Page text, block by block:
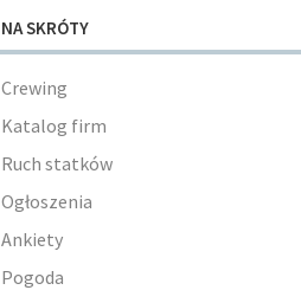
NA SKRÓTY
Crewing
Katalog firm
Ruch statków
Ogłoszenia
Ankiety
Pogoda